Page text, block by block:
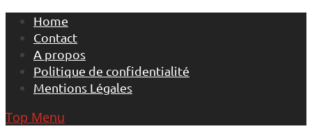
Skip
content
Home
Contact
A propos
Politique de confidentialité
Mentions Légales
Top Menu